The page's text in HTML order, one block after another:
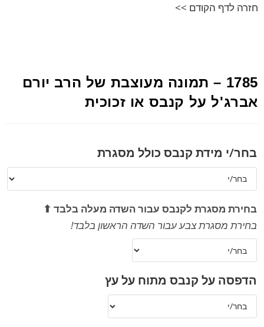
חזרה לדף הקודם >>
1785 – תמונה מעוצבת של הרב יורם
אברג'ל על קנבס או זכוכית
בחר/י מידת קנבס כולל מסגרת
בחירת מסגרת לקנבס עבור השדה מעלה בלבד ⬆
בחירת מסגרת צבע עבור השדה הראשון בלבד!
הדפסה על קנבס מתוח על עץ